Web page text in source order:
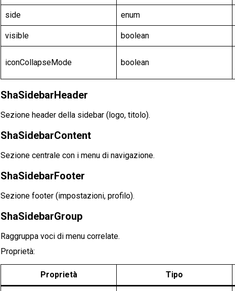
side enum
visible boolean
iconCollapseMode boolean
ShaSidebarHeader
Sezione header della sidebar (logo, titolo).
ShaSidebarContent
Sezione centrale con i menu di navigazione.
ShaSidebarFooter
Sezione footer (impostazioni, profilo).
ShaSidebarGroup
Raggruppa voci di menu correlate.
Proprietà:
Proprietà Tipo